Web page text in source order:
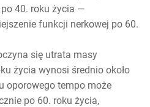
40. roku życia —
funkcji nerkowej po 60.
się utrata masy
życia wynosi średnio około
oporowego tempo może
po 60. roku życia,